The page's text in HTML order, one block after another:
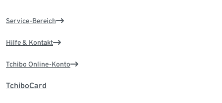
Service-Bereich
Hilfe & Kontakt
Tchibo Online-Konto
TchiboCard